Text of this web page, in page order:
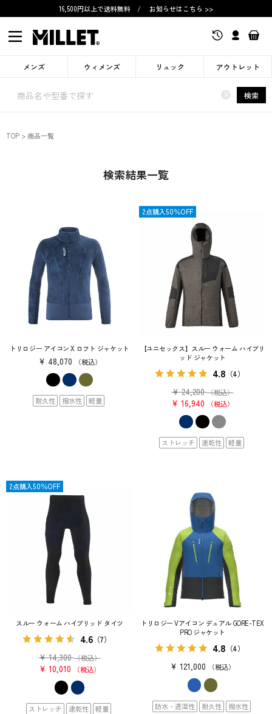
16,500円以上で送料無料 / お知らせはこちら >>
メンズ ウィメンズ リュック アウトレット
× 検索
TOP 商品一覧
検索結果一覧
トリロジー アイコン X ロフト ジャケット
¥ 48,070 税込
耐久性 撥水性 軽量
【ユニセックス】スルー ウォーム ハイブリ
ッド ジャケット
4.8 （4）
¥ 24,200 （税込）
¥ 16,940 税込
OUTLET
ストレッチ 速乾性 軽量
2点購入50％OFF
スルー ウォーム ハイブリッド タイツ
4.6（7）
¥ 14,300 （税込）
¥ 10,010 税込
OUTLET
ストレッチ 速乾性 軽量
2点購入50％OFF
トリロジー Vアイコン デュアル GORE-TEX
PRO ジャケット
4.8 （4）
¥ 121,000 税込
防水・透湿性 耐久性 撥水性